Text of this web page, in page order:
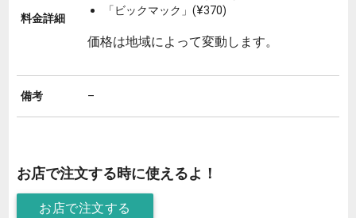
料金詳細
「ビックマック」(¥370)
価格は地域によって変動します。
備考 –
お店で注文する時に使えるよ！
お店で注文する